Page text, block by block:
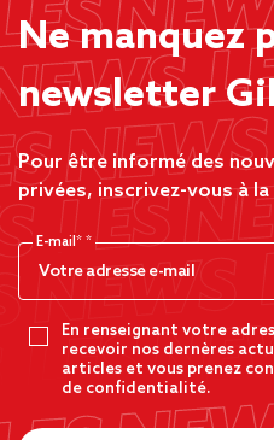
Ne manquez
newsletter
Pour être informé des
privées, inscrivez-vous à
E-mail*
En renseignant votre
recevoir nos dernères
articles et vous prenez
de confidentialité.